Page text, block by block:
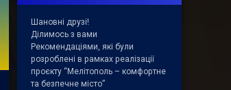
Шановні друзі!
Ділимось з вами
Рекомендаціями, які були
розроблені в рамках реалізації
проєкту “Мелітополь – комфортне
та безпечне місто”